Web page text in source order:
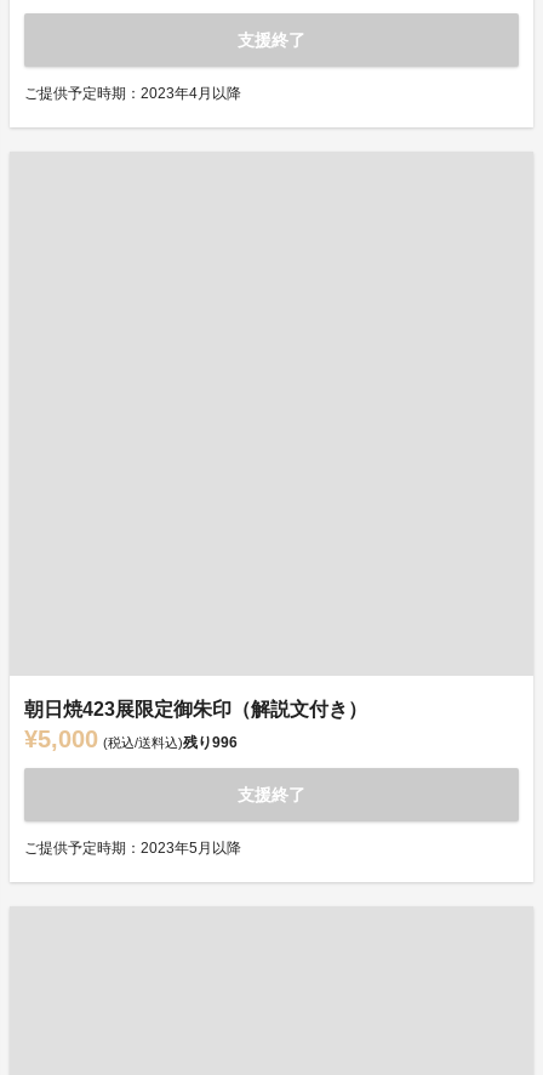
支援終了
ご提供予定時期：2023年4月以降
朝日焼423展限定御朱印（解説文付き）
¥5,000 (税込/送料込)残り996
支援終了
ご提供予定時期：2023年5月以降